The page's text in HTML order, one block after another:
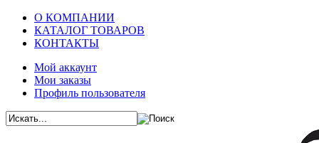
О КОМПАНИИ
КАТАЛОГ ТОВАРОВ
КОНТАКТЫ
Мой аккаунт
Мои заказы
Профиль пользователя